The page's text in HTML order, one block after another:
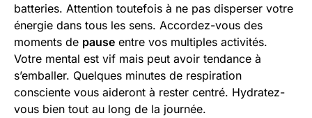
batteries. Attention toutefois à ne pas disperser votre
énergie dans tous les sens. Accordez-vous des
moments de pause entre vos multiples activités.
Votre mental est vif mais peut avoir tendance à
s’emballer. Quelques minutes de respiration
consciente vous aideront à rester centré. Hydratez-
vous bien tout au long de la journée.